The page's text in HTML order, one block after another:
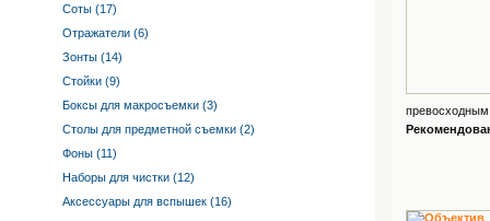
Соты (17)
Отражатели (6)
Зонты (14)
Стойки (9)
Боксы для макросъемки (3)
Столы для предметной съемки (2)
Фоны (11)
Наборы для чистки (12)
Аксессуары для вспышек (16)
превосходным